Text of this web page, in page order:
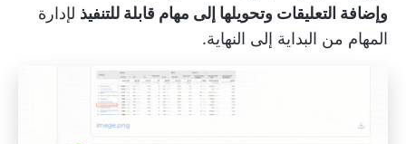
وإضافة التعليقات وتحويلها إلى مهام قابلة للتنفيذ لإدارة
المهام من البداية إلى النهاية.